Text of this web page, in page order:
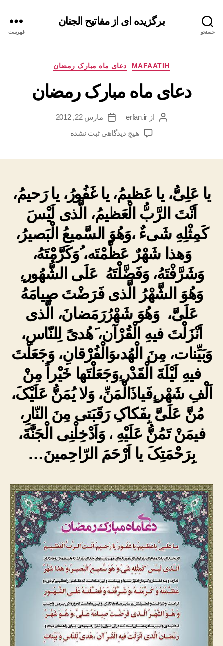
جستجو
برگزیده ای از مفاتیح الجنان
فهرست
دسته‌ها MAFAATIH دعای ماه مبارک رمضان
دعای ماه مبارک رمضان
نویسنده
نوشته
از erfan.ir
تاریخ
نوشته
مارس 22, 2012
هیچ دیدگاهیبرای
ثبت نشده
یا عَلِىُّ، یا عَظیمُ، یا غَفُورُ، یا رَحیمُ،
اَنْتَ الرَّبُّ الْعَظیمُ، الَّذى لَیْسَ
کَمِثْلِهِ شَىءٌ ،وَهُوَ السَّمیعُ الْبَصیرُ،
وَهذا شَهْرٌ عَظَّمْتَه، ُوَکَرَّمْتَهُ،
وَشَرَّفْتَهُ، وَفَضَّلْتَهُ عَلَى الشُّهُور،ِ
وَهُوَ الشَّهْرُ الَّذى فَرَضْتَ صِیامَهُ
عَلَىَّ، وَهُوَ شَهْرُرَمَضانَ، الَّذى
اَنْزَلْتَ فیهِ الْقُرْآن، َهُدىً لِلنّاسِ،
وَبَیِّنات، مِنَ الْهُدىوَالْفُرْقانِ، وَجَعَلْتَ
فیهِ لَیْلَةَ الْقَدْر،ِوَجَعَلْتَها خَیْراً مِنْ
اَلْفِ شَهْر،ٍفَیاذَالْمَنِّ، وَلا یُمَنُّ عَلَیْکَ،
مُنَّ عَلَىَّ بِفَکاکِ رَقَبَتى مِنَ النّارِ،
فیمَنْ تَمُنُّ عَلَیْهِ ، وَاَدْخِلْنِى الْجَنَّةَ،
بِرَحْمَتِکَ یا اَرْحَمَ الرّاحِمینَ…